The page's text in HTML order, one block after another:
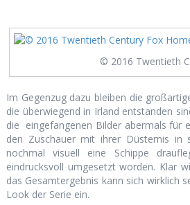
© 2016 Twentieth
Im Gegenzug dazu bleiben die
die überwiegend in Irland entstanden
die eingefangenen Bilder abermals für
den Zuschauer mit ihrer Düsternis in
nochmal visuell eine Schippe
eindrucksvoll umgesetzt worden. Klar
das Gesamtergebnis kann sich wirklich
Look der Serie ein.